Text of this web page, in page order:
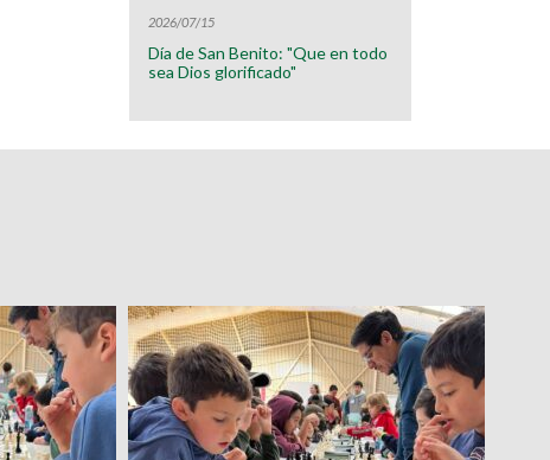
2026/07/15
Día de San Benito: "Que en todo
sea Dios glorificado"